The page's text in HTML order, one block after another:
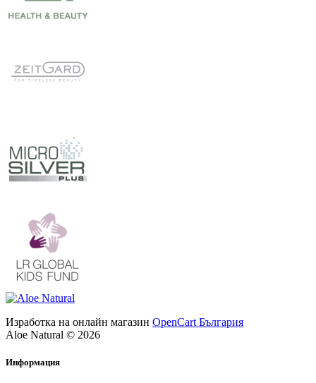
Изработка на онлайн магазин OpenCart България
Aloe Natural © 2026
Информация